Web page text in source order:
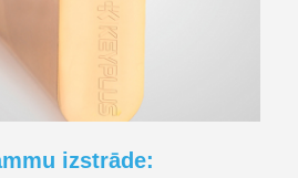
izstrāde: